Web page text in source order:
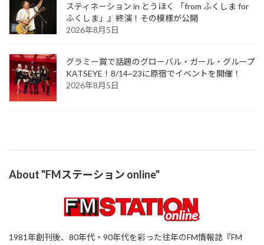
スティネーション in とうほく 「from ふくしま for
ふくしま」』終演！その模様が公開
2026年8月5日
グラミー賞で話題のグローバル・ガール・グループ
KATSEYE！8/14~23に原宿でイベントを開催！
2026年8月5日
About "FMステーション online"
1981年創刊後、80年代・90年代を彩った往年のFM情報誌『FM